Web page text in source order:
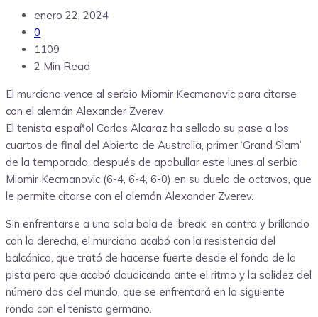
enero 22, 2024
0
1109
2 Min Read
El murciano vence al serbio Miomir Kecmanovic para citarse
con el alemán Alexander Zverev
El tenista español Carlos Alcaraz ha sellado su pase a los
cuartos de final del Abierto de Australia, primer ‘Grand Slam’
de la temporada, después de apabullar este lunes al serbio
Miomir Kecmanovic (6-4, 6-4, 6-0) en su duelo de octavos, que
le permite citarse con el alemán Alexander Zverev.
Sin enfrentarse a una sola bola de ‘break’ en contra y brillando
con la derecha, el murciano acabó con la resistencia del
balcánico, que trató de hacerse fuerte desde el fondo de la
pista pero que acabó claudicando ante el ritmo y la solidez del
número dos del mundo, que se enfrentará en la siguiente
ronda con el tenista germano.